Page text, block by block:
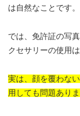
は自然なことです。
では、免許証の写
クセサリーの使用
実は、顔を覆わな
用しても問題ありま